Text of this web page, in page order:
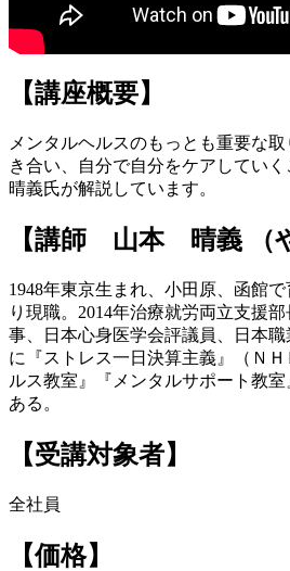
【講座概要】
メンタルヘルスのもっとも重要な
き合い、自分で自分をケアしてい
晴義氏が解説しています。
【講師 山本 晴義 （
1948年東京生まれ、小田原、函館
り現職。2014年治療就労両立支援
事、日本心身医学会評議員、日本
に『ストレス一日決算主義』（Ｎ
ルス教室』『メンタルサポート教
ある。
【受講対象者】
全社員
【価格】